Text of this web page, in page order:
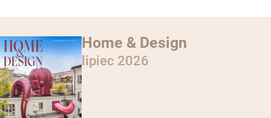
Home & Design
lipiec 2026